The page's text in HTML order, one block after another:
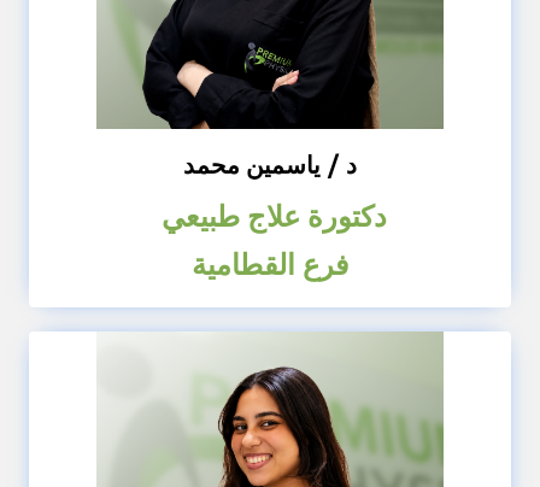
د / ياسمين محمد
دكتورة علاج طبيعي
فرع القطامية